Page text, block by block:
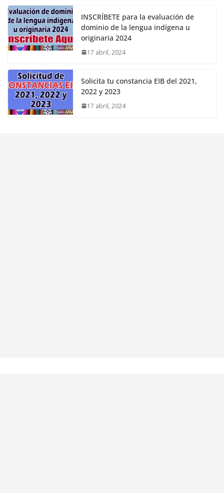
INSCRÍBETE para la evaluación de
dominio de la lengua indígena u
originaria 2024
17 abril, 2024
Solicita tu constancia EIB del 2021,
2022 y 2023
17 abril, 2024